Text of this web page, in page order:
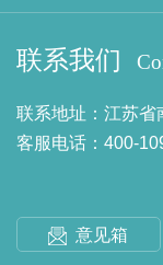
联系我们
联系地址：江苏省
客服电话：400-
意见箱